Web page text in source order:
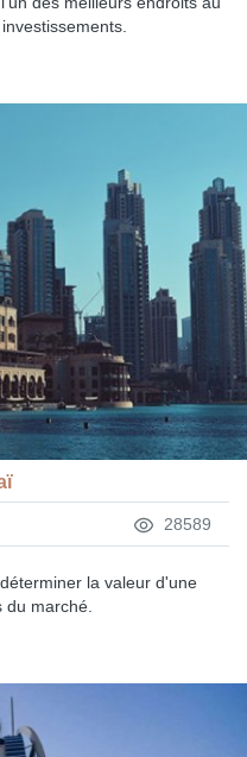
28589
la valeur d'une
du marché.